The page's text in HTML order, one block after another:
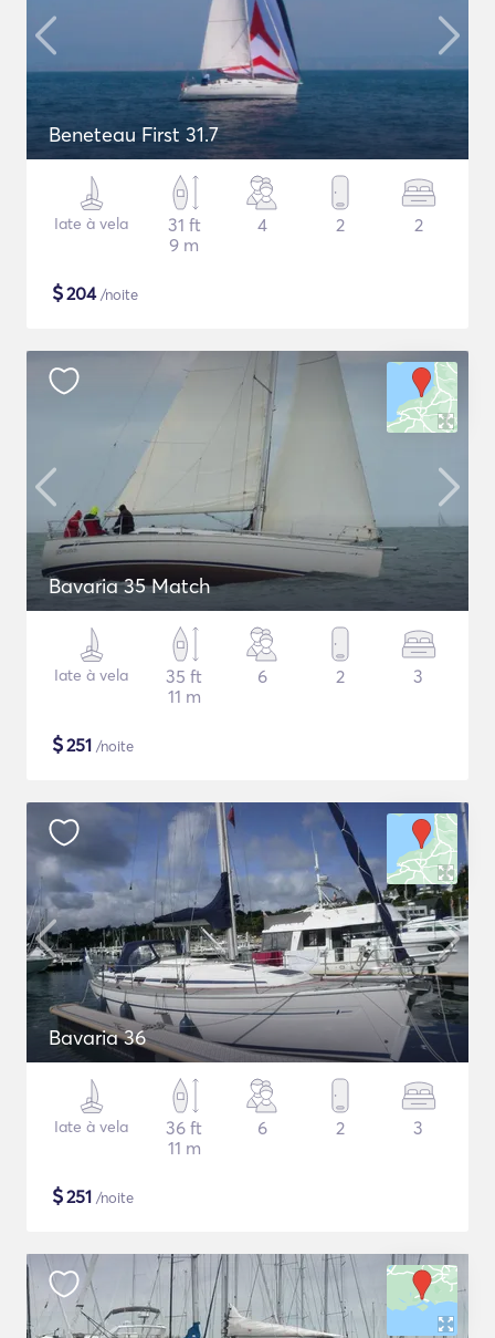
Beneteau First 31.7
Iate à vela
31 ft
9 m
4 2 2
$204/noite
Bavaria 35 Match
Iate à vela
35 ft
11 m
6 2 3
$251 /noite
Bavaria 36
Iate à vela
36 ft
11 m
6 2 3
$251 /noite